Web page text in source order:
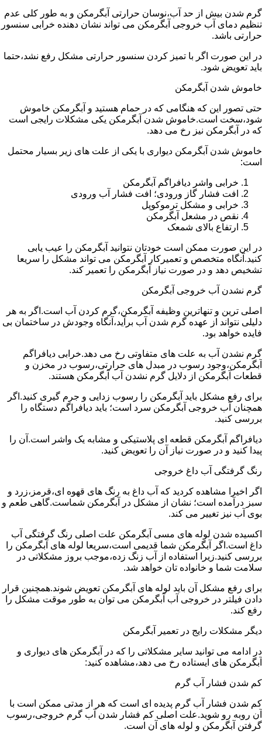
گرم شدن بیش از حد آب،نوسان حرارتی آبگرمکن و به طور کلی عدم
تنظیم دمای آب خروجی آبگرمکن می تواند نشان دهنده خرابی سنسور
حرارتی باشد.
در این صورت اگر با تمیز کردن سنسور حرارتی مشکل رفع نشد،حتما
باید تعویض شود.
خاموش شدن آبگرمکن
حتی تصور این که هنگامی که در حمام هستید و آبگرمکن خاموش
شود،سخت است.خاموش شدن آبگرمکن یکی مشکلات رایجی است
که در آبگرمکن نیز رخ می دهد.
خاموش شدن آبگرمکن دیواری با یکی از علت های زیر بسیار محتمل
است:
خرابی واشر دیافراگم آبگرمکن
افت فشار گاز ورودی؛ افت فشار آب ورودی
خرابی و مشکل ترموکوپل
نقص در مشعل آبگرمکن
ارتفاع بالای شمعک
در این صورت ممکن است خودتان نتوانید آبگرمکن را عیب یابی
کنید.آنگاه متخصص و تعمیرکار آبگرمکن می تواند مشکل را سریعا
تشخیص دهد و در صورت نیاز آبگرمکن را تعمیر کند.
گرم نشدن آب خروجی آبگرمکن
اصلی ترین و تنهاترین وظیفه آبگرمکن،گرم کردن آب است.اگر به هر
دلیلی نتواند از عهده گرم شدن آب برآید،آنگاه وجودش در ساختمان بی
فایده خواهد بود.
گرم نشدن آب به علت های متفاوتی رخ می دهد.خرابی دیافراگم
آبگرمکن،وجود رسوب در مبدل های حرارتی،رسوب در مخزن و
قطعات آبگرمکن از دلایل گرم نشدن آب آبگرمکن هستند.
برای رفع مشکل باید آبگرمکن را رسوب زدایی و جرم گیری کنید.اگر
همچنان آب خروجی آبگرمکن سرد است؛ باید دیافراگم دستگاه را
بررسی کنید.
دیافراگم آبگرمکن قطعه ای پلاستیکی و مشابه یک واشر است.آن را
پیدا کنید و در صورت نیاز آن را تعویض کنید.
رنگ گرفتگی آب داغ خروجی
اگر اخیرا مشاهده کردید که آب داغ به رنگ های قهوه ای،قرمز،زرد و
سبز درآمده است؛ نشان از مشکل در آبگرمکن شماست.گاهی طعم و
بوی آب نیز تغییر می کند.
اکسیده شدن لوله های مسی آبگرمکن علت اصلی رنگ گرفتگی آب
داغ است.اگر آبگرمکن شما قدیمی است،سریعا لوله های آبگرمکن را
بررسی کنید.زیرا استفاده از آب زنگ زده،موجب بروز مشکلاتی در
سلامت شما و خانواده تان خواهد شد.
برای رفع مشکل آن باید لوله های آبگرمکن تعویض شوند.همچنین قرار
دادن فیلتر در خروجی آب آبگرمکن می توان به طور موقت مشکل را
رفع کند.
دیگر مشکلات رایج در تعمیر آبگرمکن
در ادامه می توانید سایر مشکلاتی را که در آبگرمکن های دیواری و
آبگرمکن های ایستاده رخ می دهد،مشاهده کنید:
کم شدن فشار آب گرم
کم شدن فشار آب گرم پدیده ای است که هر از مدتی ممکن است با
آن روبه رو شوید.علت اصلی کم فشار شدن آب گرم خروجی،رسوب
گرفتن آبگرمکن و لوله های آن است.